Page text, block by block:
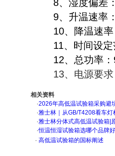
8、湿度偏差
9、升温速率
10、降温速率
11、时间设定
12、总功率：
13、电源要求
相关资料
·2026年高低温试验箱采购
·雅士林｜从GB/T4208看车
·雅士林分体式高低温试验箱|
·恒温恒湿试验箱选哪个品牌
· 高低温试验箱的国标阐述